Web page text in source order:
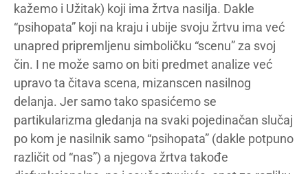
kažemo i Užitak) koji ima žrtva nasilja. Dakle
“psihopata” koji na kraju i ubije svoju žrtvu ima već
unapred pripremljenu simboličku “scenu” za svoj
čin. I ne može samo on biti predmet analize već
upravo ta čitava scena, mizanscen nasilnog
delanja. Jer samo tako spasićemo se
partikularizma gledanja na svaki pojedinačan slučaj
po kom je nasilnik samo “psihopata” (dakle potpuno
različit od “nas”) a njegova žrtva takođe